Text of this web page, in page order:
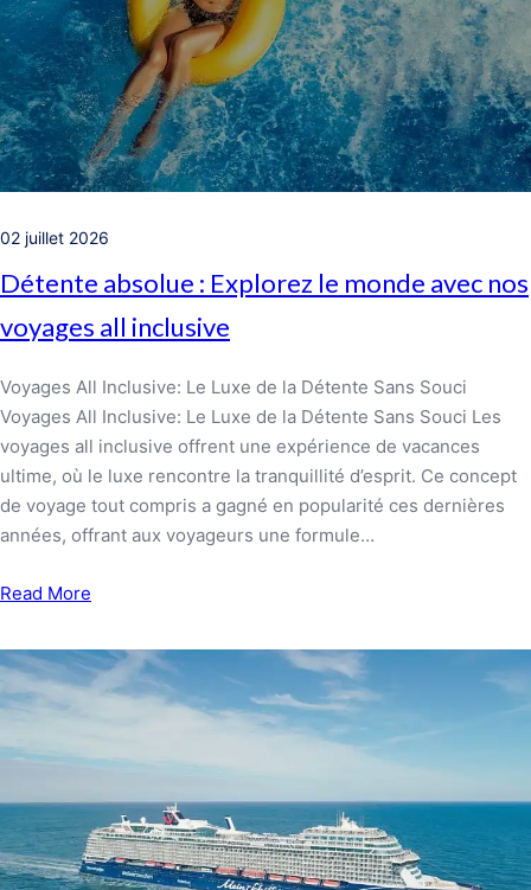
02 juillet 2026
Détente absolue : Explorez le monde avec nos
voyages all inclusive
Voyages All Inclusive: Le Luxe de la Détente Sans Souci
Voyages All Inclusive: Le Luxe de la Détente Sans Souci Les
voyages all inclusive offrent une expérience de vacances
ultime, où le luxe rencontre la tranquillité d’esprit. Ce concept
de voyage tout compris a gagné en popularité ces dernières
années, offrant aux voyageurs une formule…
Read More